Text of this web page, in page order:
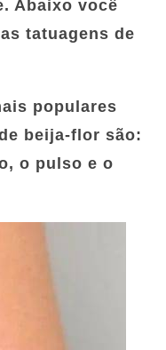
Abaixo você
tatuagens de
populares
beija-flor são:
o pulso e o